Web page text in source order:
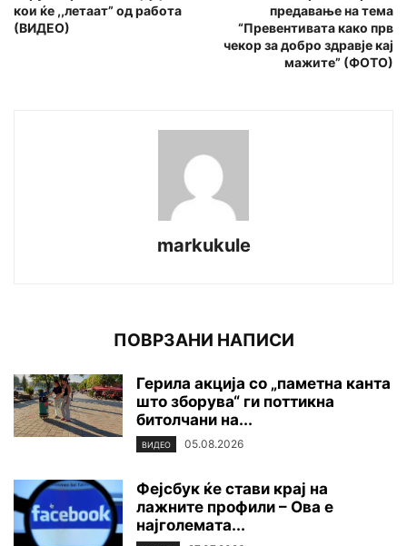
кои ќе ,,летаат” од работа
(ВИДЕО)
предавање на тема
“Превентивата како прв
чекор за добро здравје кај
мажите” (ФОТО)
markukule
ПОВРЗАНИ НАПИСИ
Герила акција со „паметна канта
што зборува“ ги поттикна
битолчани на...
ВИДЕО 05.08.2026
Фејсбук ќе стави крај на
лажните профили – Ова е
најголемата...